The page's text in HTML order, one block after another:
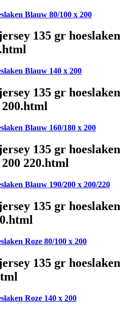
Blauw 80/100 x 200
135 gr hoeslaken
Blauw 140 x 200
135 gr hoeslaken
200.html
Blauw 160/180 x 200
135 gr hoeslaken
220.html
Blauw 190/200 x 200/220
135 gr hoeslaken
Roze 80/100 x 200
135 gr hoeslaken
Roze 140 x 200